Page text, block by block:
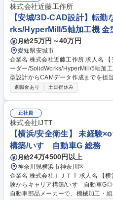
後の不具合や課題改善、保全管理業務 募集職種 総合職【設備エンジニア
(機械)】世界規模のアルミニウム企
株式会社近藤工作所
【安城/3D-CAD設計】転
rks/HyperMill/5軸加工機 金
月給25万円～40万円
愛知県安城市
企業名 株式会社近藤工作所 求人名 【安城/3D-CAD設計】転勤なし/技術リ
ーダー/SolidWorks/HyperMill/5軸加工機 仕事の内容 3D-CADを用
型設計からCAMデータ作成までを担
めると共に、当社の技術継承のコア
度な技術に挑戦できる環境です。 ま
ーに共有し、技術指導をお願いいた
ーム全体で高みを目指せるやりがいがあります。 募集
D設計】転勤なし/技術リーダー/
退職金あり 土日祝休み
正社員
株式会社IJTT
【横浜/安全衛生】 未経験
構築/いすゞ自動車G 総務
月給24万4500円以上
神奈川県横浜市神奈川区
企業名 株式会社ＩＪＴＴ 求人名 【横浜/安全衛生】★未経験×office365経
験からキャリア構築/いすゞ自動車G◎ 仕事の内容 いすゞグループのTier1
自動車部品メーカーで、機械加工・